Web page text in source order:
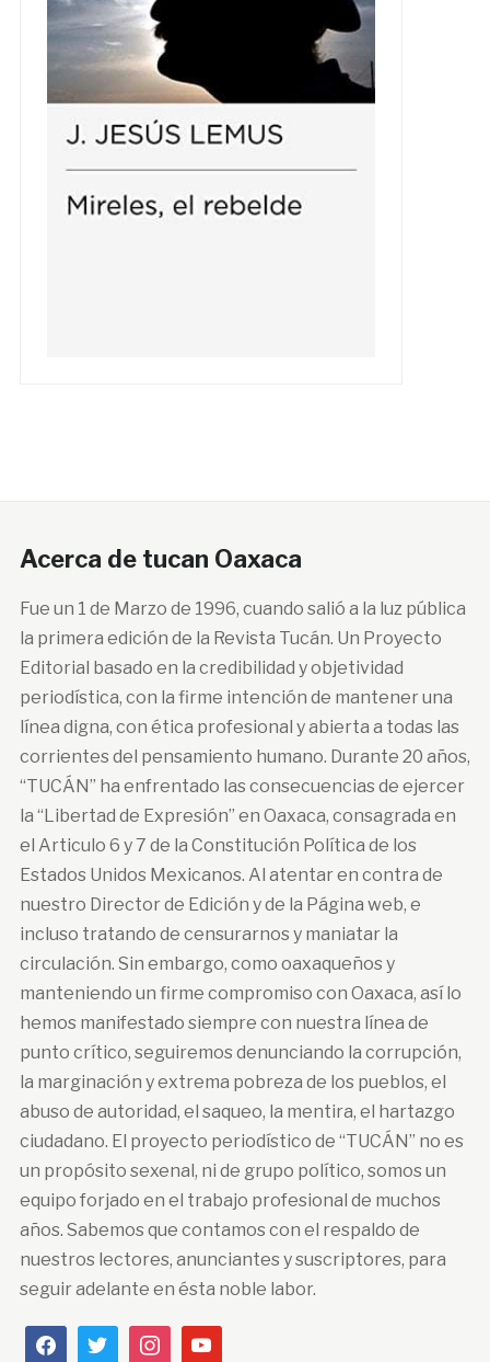
Acerca de tucan Oaxaca
Fue un 1 de Marzo de 1996, cuando salió a la luz pública
la primera edición de la Revista Tucán. Un Proyecto
Editorial basado en la credibilidad y objetividad
periodística, con la firme intención de mantener una
línea digna, con ética profesional y abierta a todas las
corrientes del pensamiento humano. Durante 20 años,
“TUCÁN” ha enfrentado las consecuencias de ejercer
la “Libertad de Expresión” en Oaxaca, consagrada en
el Articulo 6 y 7 de la Constitución Política de los
Estados Unidos Mexicanos. Al atentar en contra de
nuestro Director de Edición y de la Página web, e
incluso tratando de censurarnos y maniatar la
circulación. Sin embargo, como oaxaqueños y
manteniendo un firme compromiso con Oaxaca, así lo
hemos manifestado siempre con nuestra línea de
punto crítico, seguiremos denunciando la corrupción,
la marginación y extrema pobreza de los pueblos, el
abuso de autoridad, el saqueo, la mentira, el hartazgo
ciudadano. El proyecto periodístico de “TUCÁN” no es
un propósito sexenal, ni de grupo político, somos un
equipo forjado en el trabajo profesional de muchos
años. Sabemos que contamos con el respaldo de
nuestros lectores, anunciantes y suscriptores, para
seguir adelante en ésta noble labor.